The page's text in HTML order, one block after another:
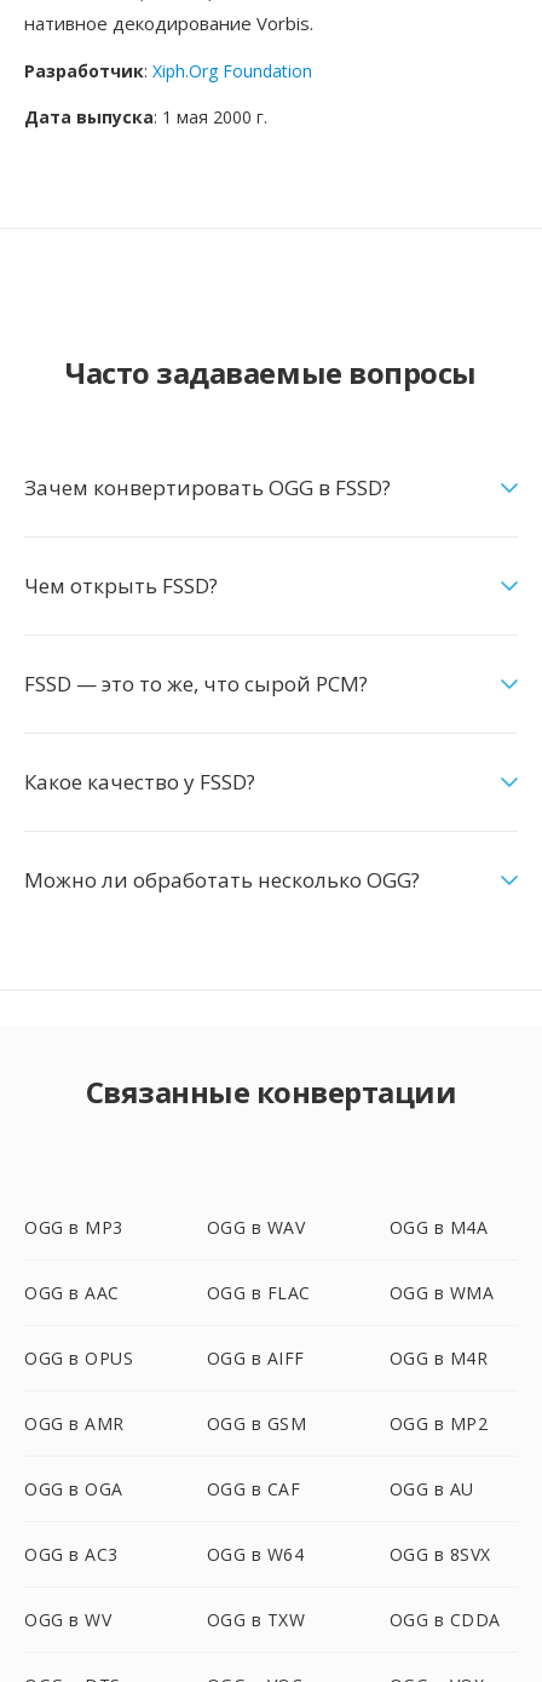
нативное декодирование Vorbis.
Разработчик: Xiph.Org Foundation
Дата выпуска: 1 мая 2000 г.
Часто задаваемые вопросы
Зачем конвертировать OGG в FSSD?
Чем открыть FSSD?
FSSD — это то же, что сырой PCM?
Какое качество у FSSD?
Можно ли обработать несколько OGG?
Связанные конвертации
OGG в MP3 OGG в WAV OGG в M4A
OGG в AAC OGG в FLAC OGG в WMA
OGG в OPUS OGG в AIFF OGG в M4R
OGG в AMR OGG в GSM OGG в MP2
OGG в OGA OGG в CAF OGG в AU
OGG в AC3 OGG в W64 OGG в 8SVX
OGG в WV OGG в TXW OGG в CDDA